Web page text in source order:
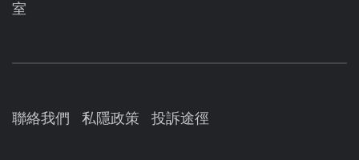
室
聯絡我們 私隱政策 投訴途徑